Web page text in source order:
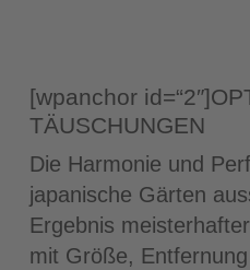
[wpanchor
TÄUSCHUNGEN
Die Harmonie und
japanische Gärten
Ergebnis
mit Größe,